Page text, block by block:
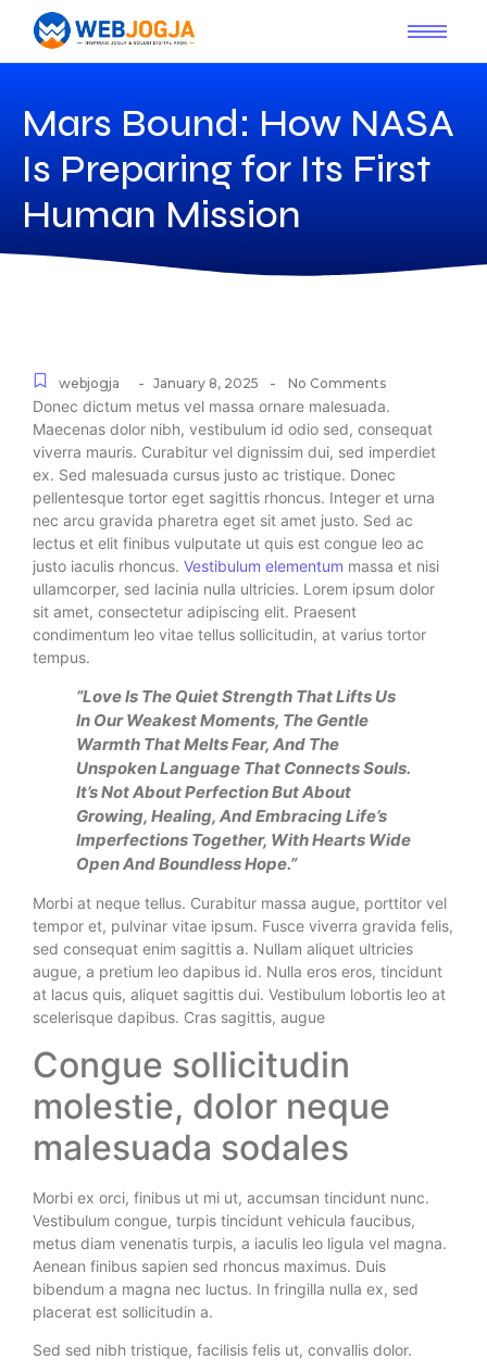
Mars Bound: How NASA
Is Preparing for Its First
Human Mission
webjogja - January 8, 2025 - No Comments
Donec dictum metus vel massa ornare malesuada.
Maecenas dolor nibh, vestibulum id odio sed, consequat
viverra mauris. Curabitur vel dignissim dui, sed imperdiet
ex. Sed malesuada cursus justo ac tristique. Donec
pellentesque tortor eget sagittis rhoncus. Integer et urna
nec arcu gravida pharetra eget sit amet justo. Sed ac
lectus et elit finibus vulputate ut quis est congue leo ac
justo iaculis rhoncus. Vestibulum elementum massa et nisi
ullamcorper, sed lacinia nulla ultricies. Lorem ipsum dolor
sit amet, consectetur adipiscing elit. Praesent
condimentum leo vitae tellus sollicitudin, at varius tortor
tempus.
“Love Is The Quiet Strength That Lifts Us
In Our Weakest Moments, The Gentle
Warmth That Melts Fear, And The
Unspoken Language That Connects Souls.
It’s Not About Perfection But About
Growing, Healing, And Embracing Life’s
Imperfections Together, With Hearts Wide
Open And Boundless Hope.”
Morbi at neque tellus. Curabitur massa augue, porttitor vel
tempor et, pulvinar vitae ipsum. Fusce viverra gravida felis,
sed consequat enim sagittis a. Nullam aliquet ultricies
augue, a pretium leo dapibus id. Nulla eros eros, tincidunt
at lacus quis, aliquet sagittis dui. Vestibulum lobortis leo at
scelerisque dapibus. Cras sagittis, augue
Congue sollicitudin
molestie, dolor neque
malesuada sodales
Morbi ex orci, finibus ut mi ut, accumsan tincidunt nunc.
Vestibulum congue, turpis tincidunt vehicula faucibus,
metus diam venenatis turpis, a iaculis leo ligula vel magna.
Aenean finibus sapien sed rhoncus maximus. Duis
bibendum a magna nec luctus. In fringilla nulla ex, sed
placerat est sollicitudin a.
Sed sed nibh tristique, facilisis felis ut, convallis dolor.